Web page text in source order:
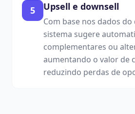
5 Upsell e downsell
Com base nos dados do
sistema sugere
complementares ou
aumentando o valor de
reduzindo perdas de